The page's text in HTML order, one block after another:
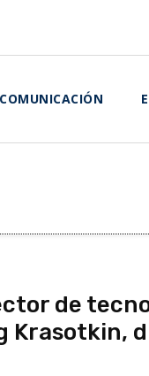
COMUNICACIÓN
de
Krasotkin,